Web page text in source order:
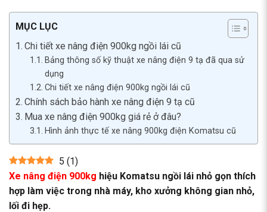
MỤC LỤC
Chi tiết xe nâng điện 900kg ngồi lái cũ
Bảng thông số kỹ thuật xe nâng điện 9 tạ đã qua sử
dụng
Chi tiết xe nâng điện 900kg ngồi lái cũ
Chính sách bảo hành xe nâng điện 9 tạ cũ
Mua xe nâng điện 900kg giá rẻ ở đâu?
Hình ảnh thực tế xe nâng 900kg điện Komatsu cũ
5 (1)
Xe nâng điện 900kg hiệu Komatsu ngồi lái nhỏ gọn thích
hợp làm việc trong nhà máy, kho xưởng không gian nhỏ,
lối đi hẹp.